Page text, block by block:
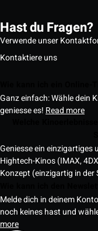
Hast du Fragen?
Verwende unser
Kontaktiere uns
Ganz einfach: Wähle dein
geniesse es! Read more
Geniesse ein einzigartiges
Hightech-Kinos (IMAX,
Konzept (einzigartig in der
Melde dich in deinem
noch keines hast und
more